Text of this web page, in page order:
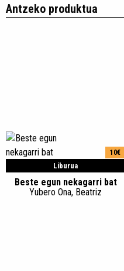
Antzeko produktua
Liburua
10€
Beste egun nekagarri bat
Yubero Ona, Beatriz